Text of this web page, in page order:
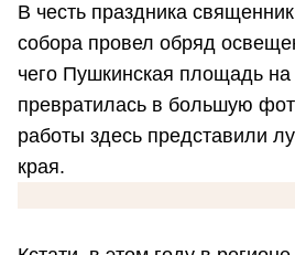
В честь праздника
собора провел обряд
чего Пушкинская площадь
превратилась в большую
работы здесь представили
края.